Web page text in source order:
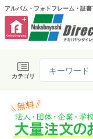
アルバム・フォトフレーム・証
カテゴリ